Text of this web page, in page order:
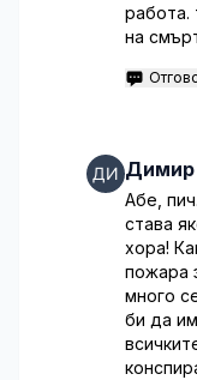
работа.
на
Димир
Абе,
става
хора!
пожара
много
би да